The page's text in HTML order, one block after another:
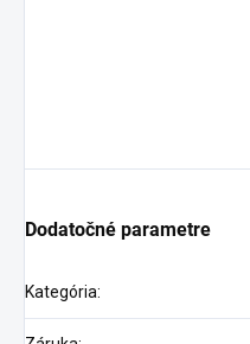
Dodatočné parametre
Kategória: